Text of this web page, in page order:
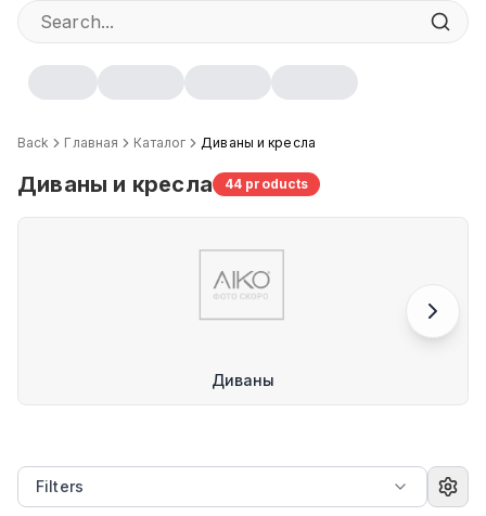
Back Главная Каталог Диваны и кресла
Диваны и кресла 44 products
Диваны
Filters